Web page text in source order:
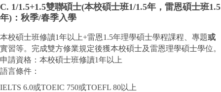
C. 1/1.5+1.5雙聯碩士(本校碩士班1/1.5年，雷恩碩士班1.5
年)：秋季/春季入學
本校碩士班修讀1年以上+雷恩1.5年理學碩士學程課程、專題或
實習等。完成雙方修業規定後獲本校碩士及雷恩理學碩士學位。
申請資格：本校碩士班修讀1年以上
語言條件：
IELTS 6.0或TOEIC 750或TOEFL 80以上